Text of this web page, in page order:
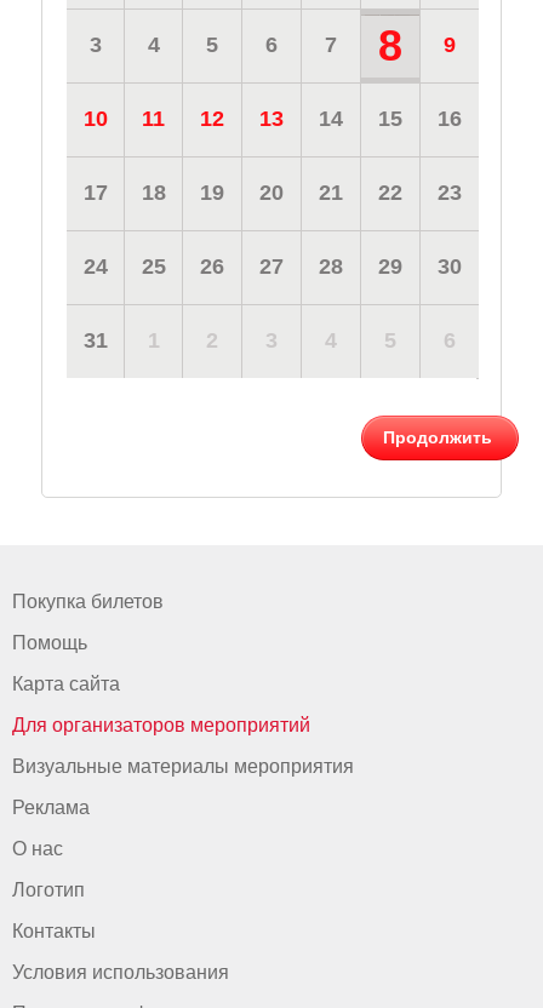
3 4 5 6 7 8 9
10 11 12 13 14 15 16
17 18 19 20 21 22 23
24 25 26 27 28 29 30
31 1 2 3 4 5 6
Продолжить
Покупка билетов
Помощь
Карта сайта
Для организаторов мероприятий
Визуальные материалы мероприятия
Реклама
О нас
Логотип
Контакты
Условия использования